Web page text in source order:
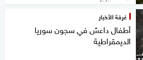
غرفة الأخبار
أطفال داعش في سجون سوريا
الديمقراطية